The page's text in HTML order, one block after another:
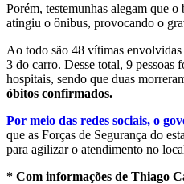
Porém, testemunhas alegam que
atingiu o ônibus, provocando o
Ao todo são 48 vítimas
3 do carro. Desse total, 9 pessoas
hospitais, sendo que duas
óbitos confirmados.
Por meio das redes sociais, o
que as Forças de Segurança do
para agilizar o atendimento no
* Com informações de Thiago